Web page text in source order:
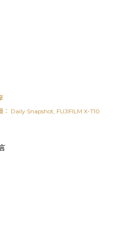
： Daily Snapshot FUJIFILM X-T10